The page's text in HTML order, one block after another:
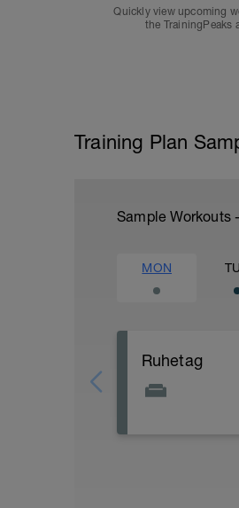
Quickly view upcoming
the TrainingPeaks
Training Plan
Sample Workouts
MON
Ruhetag